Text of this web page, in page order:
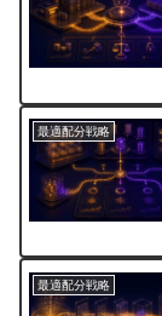
最適配分戦略
最適配分戦略